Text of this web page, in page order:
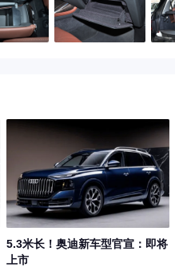
5.3米长！奥迪新车型官宣：即将
上市